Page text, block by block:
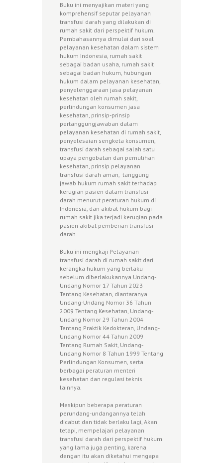
Buku ini menyajikan materi yang
komprehensif seputar pelayanan
transfusi darah yang dilakukan di
rumah sakit dari perspektif hukum.
Pembahasannya dimulai dari soal
pelayanan kesehatan dalam sistem
hukum Indonesia, rumah sakit
sebagai badan usaha, rumah sakit
sebagai badan hukum, hubungan
hukum dalam pelayanan kesehatan,
penyelenggaraan jasa pelayanan
kesehatan oleh rumah sakit,
perlindungan konsumen jasa
kesehatan, prinsip-prinsip
pertanggungjawaban dalam
pelayanan kesehatan di rumah sakit,
penyelesaian sengketa konsumen,
transfusi darah sebagai salah satu
upaya pengobatan dan pemulihan
kesehatan, prinsip pelayanan
transfusi darah aman, tanggung
jawab hukum rumah sakit terhadap
kerugian pasien dalam transfusi
darah menurut peraturan hukum di
Indonesia, dan akibat hukum bagi
rumah sakit jika terjadi kerugian pada
pasien akibat pemberian transfusi
darah.
Buku ini mengkaji Pelayanan
transfusi darah di rumah sakit dari
kerangka hukum yang berlaku
sebelum diberlakukannya Undang-
Undang Nomor 17 Tahun 2023
Tentang Kesehatan, diantaranya
Undang-Undang Nomor 36 Tahun
2009 Tentang Kesehatan, Undang-
Undang Nomor 29 Tahun 2004
Tentang Praktik Kedokteran, Undang-
Undang Nomor 44 Tahun 2009
Tentang Rumah Sakit, Undang-
Undang Nomor 8 Tahun 1999 Tentang
Perlindungan Konsumen, serta
berbagai peraturan menteri
kesehatan dan regulasi teknis
lainnya.
Meskipun beberapa peraturan
perundang-undangannya telah
dicabut dan tidak berlaku lagi, Akan
tetapi, mempelajari pelayanan
transfusi darah dari perspektif hukum
yang lama juga penting, karena
dengan itu akan diketahui mengapa